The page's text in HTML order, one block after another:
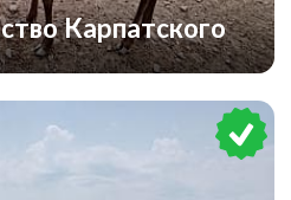
Карпатского